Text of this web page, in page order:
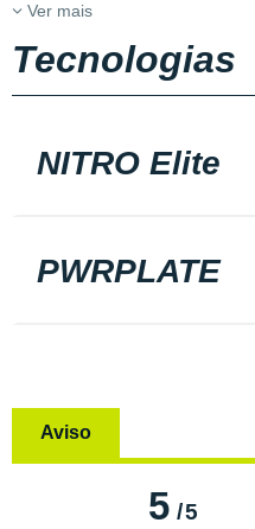
Ver mais
Tecnologias
NITRO Elite
PWRPLATE
Aviso
5/5